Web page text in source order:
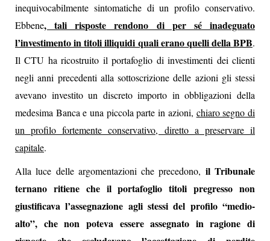
inequivocabilmente sintomatiche di un profilo conservativo.
Ebbene, tali risposte rendono di per sé inadeguato
l’investimento in titoli illiquidi quali erano quelli della BPB.
Il CTU ha ricostruito il portafoglio di investimenti dei clienti
negli anni precedenti alla sottoscrizione delle azioni gli stessi
avevano investito un discreto importo in obbligazioni della
medesima Banca e una piccola parte in azioni, chiaro segno di
un profilo fortemente conservativo, diretto a preservare il
capitale.
Alla luce delle argomentazioni che precedono, il Tribunale
ternano ritiene che il portafoglio titoli pregresso non
giustificava l’assegnazione agli stessi del profilo “medio-
alto”, che non poteva essere assegnato in ragione di